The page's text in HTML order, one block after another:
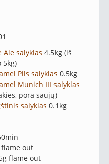
Ale salyklas 4.5kg (iš
5kg)
Pils salyklas 0.5kg
Munich III salyklas
pora saujų)
salyklas 0.1kg
flame out
flame out